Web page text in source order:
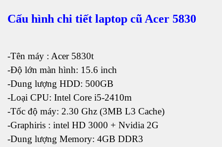
Cấu hình chi tiết laptop cũ Acer 5830
-Tên máy : Acer 5830t
-Độ lớn màn hình: 15.6 inch
-Dung lượng HDD: 500GB
-Loại CPU: Intel Core i5-2410m
-Tốc độ máy: 2.30 Ghz (3MB L3 Cache)
-Graphiris : intel HD 3000 + Nvidia 2G
-Dung lượng Memory: 4GB DDR3